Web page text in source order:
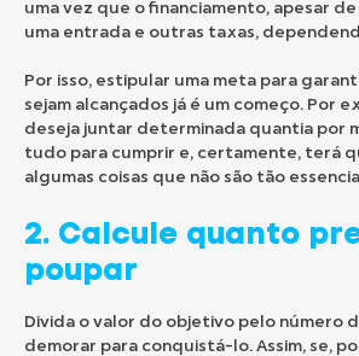
uma vez que o financiamento, apesar
uma entrada e outras taxas,
Por isso, estipular uma meta para
sejam alcançados já é um começo. Por
deseja juntar determinada quantia por
tudo para cumprir e, certamente, terá
algumas coisas que não são tão
2. Calcule quanto
poupar
Divida o valor do objetivo pelo número
demorar para conquistá-lo. Assim, se,